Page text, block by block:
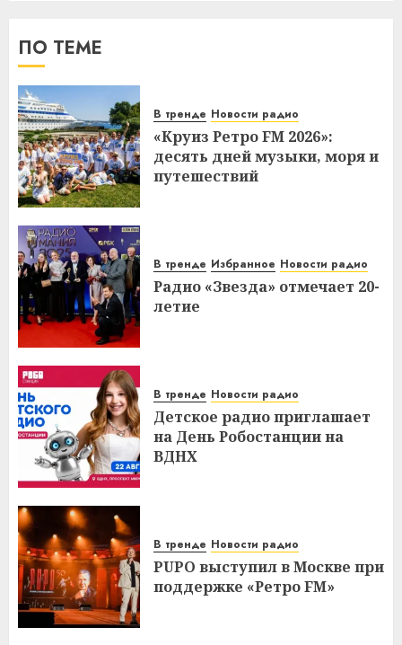
ПО ТЕМЕ
В тренде Новости радио
«Круиз Ретро FM 2026»:
десять дней музыки, моря и
путешествий
В тренде Избранное Новости радио
Радио «Звезда» отмечает 20-
летие
В тренде Новости радио
Детское радио приглашает
на День Робостанции на
ВДНХ
В тренде Новости радио
PUPO выступил в Москве при
поддержке «Ретро FM»